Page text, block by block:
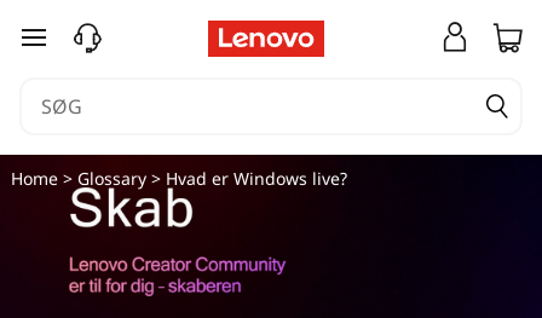
spring til hovedindhold
Home> Glossary> Hvad er Windows live?